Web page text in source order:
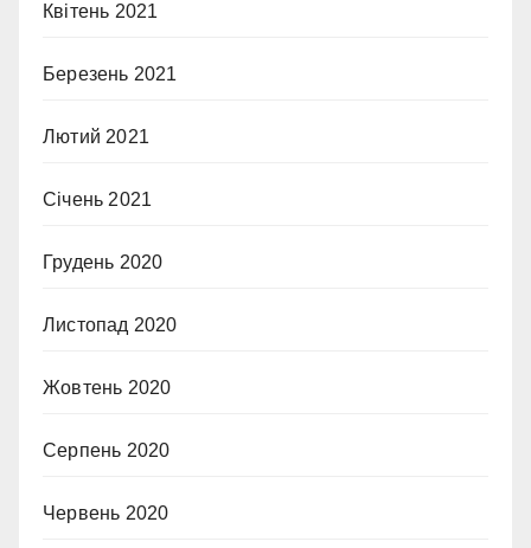
Квітень 2021
Березень 2021
Лютий 2021
Січень 2021
Грудень 2020
Листопад 2020
Жовтень 2020
Серпень 2020
Червень 2020